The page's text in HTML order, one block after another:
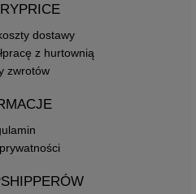
dostawy
z hurtownią
zwrotów